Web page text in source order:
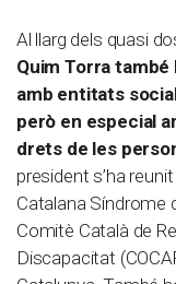
Al llarg dels quasi
Quim Torra
amb entitats
però en especial
drets de les
president s’ha
Catalana Síndrome
Comitè Català de
Discapacitat